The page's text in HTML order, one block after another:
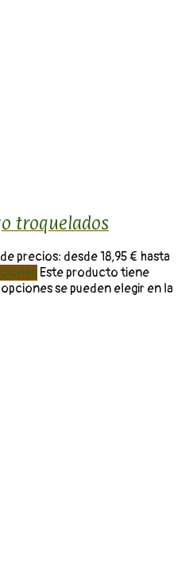
troquelados
precios: desde 18,95 € hasta
Este producto tiene
se pueden elegir en la